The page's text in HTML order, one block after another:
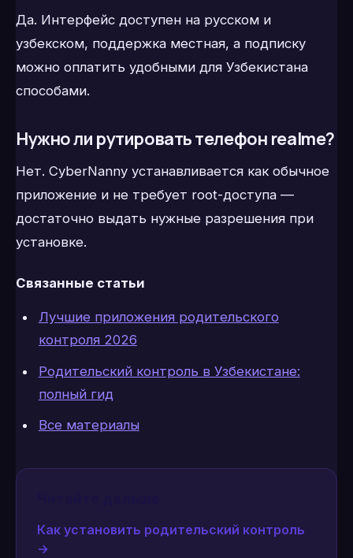
Да. Интерфейс доступен на русском и
узбекском, поддержка местная, а подписку
можно оплатить удобными для Узбекистана
способами.
Нужно ли рутировать телефон realme?
Нет. CyberNanny устанавливается как обычное
приложение и не требует root-доступа —
достаточно выдать нужные разрешения при
установке.
Связанные статьи
Лучшие приложения родительского
контроля 2026
Родительский контроль в Узбекистане:
полный гид
Все материалы
Как установить родительский контроль
→